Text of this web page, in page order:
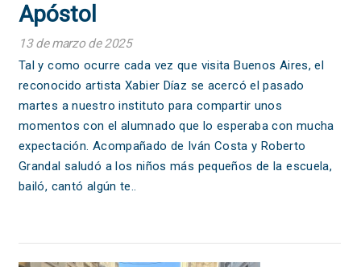
Apóstol
13 de marzo de 2025
Tal y como ocurre cada vez que visita Buenos Aires, el
reconocido artista Xabier Díaz se acercó el pasado
martes a nuestro instituto para compartir unos
momentos con el alumnado que lo esperaba con mucha
expectación. Acompañado de Iván Costa y Roberto
Grandal saludó a los niños más pequeños de la escuela,
bailó, cantó algún te..